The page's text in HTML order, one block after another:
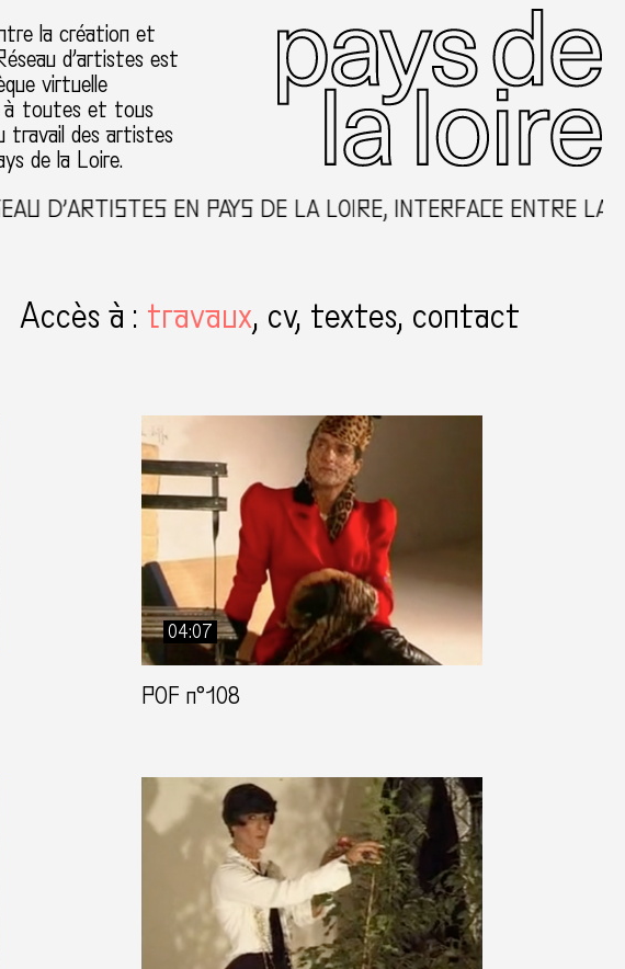
la création et
d’artistes est
virtuelle
à toutes et tous
travail des artistes
de la Loire.
D’ARTISTES EN PAYS DE LA LOIRE, INTERFACE ENTRE LA
Accès à : travaux cv textes contact
04:07
POF n°108